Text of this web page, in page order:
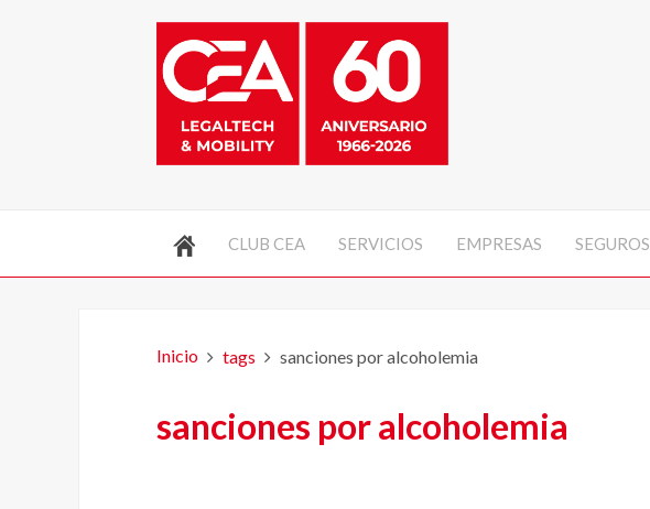
CLUB CEA SERVICIOS EMPRESAS SEGUROS
Inicio tags sanciones por alcoholemia
sanciones por alcoholemia